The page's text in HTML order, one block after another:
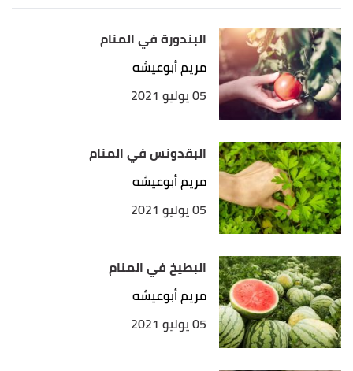
البندورة في المنام
مريم أبوعيشه
05 يوليو 2021
البقدونس في المنام
مريم أبوعيشه
05 يوليو 2021
البطيخ في المنام
مريم أبوعيشه
05 يوليو 2021